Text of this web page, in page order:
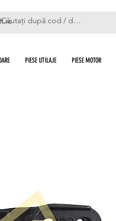
PIESE UTILAJE PIESE MOTOR